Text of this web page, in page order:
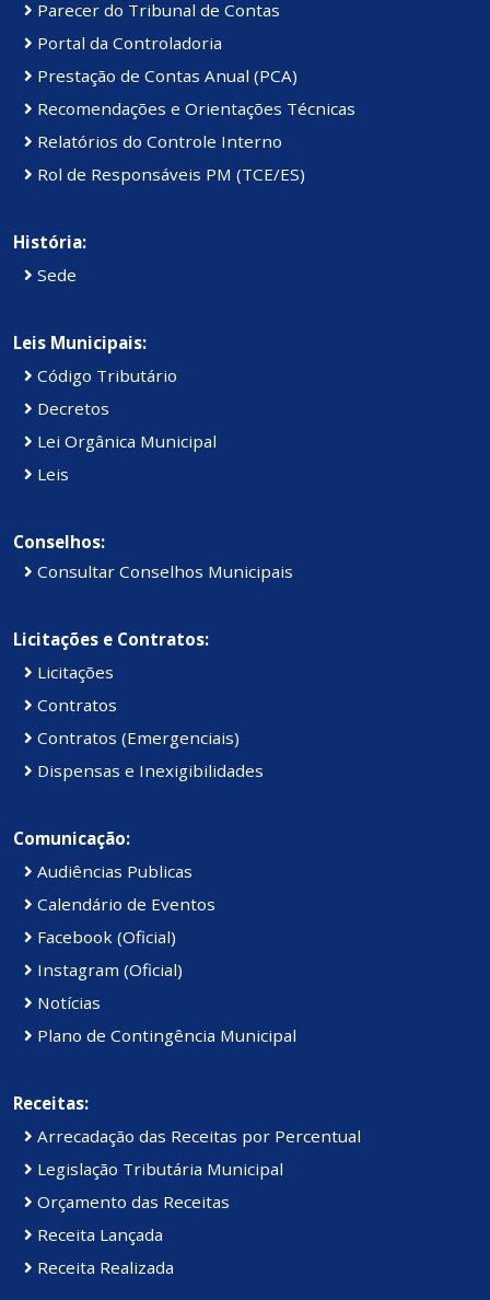
Parecer do Tribunal de Contas
Portal da Controladoria
Prestação de Contas Anual (PCA)
Recomendações e Orientações Técnicas
Relatórios do Controle Interno
Rol de Responsáveis PM (TCE/ES)
História:
Sede
Leis Municipais:
Código Tributário
Decretos
Lei Orgânica Municipal
Leis
Conselhos:
Consultar Conselhos Municipais
Licitações e Contratos:
Licitações
Contratos
Contratos (Emergenciais)
Dispensas e Inexigibilidades
Comunicação:
Audiências Publicas
Calendário de Eventos
Facebook (Oficial)
Instagram (Oficial)
Notícias
Plano de Contingência Municipal
Receitas:
Arrecadação das Receitas por Percentual
Legislação Tributária Municipal
Orçamento das Receitas
Receita Lançada
Receita Realizada